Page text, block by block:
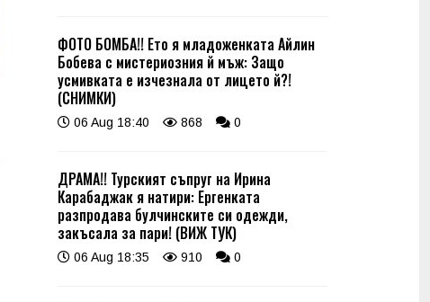
ФОТО БОМБА!! Ето я младоженката Айлин
Бобева с мистериозния й мъж: Защо
усмивката е изчезнала от лицето й?!
(СНИМКИ)
06 Aug 18:40 868 0
ДРАМА!! Турският съпруг на Ирина
Карабаджак я натири: Ергенката
разпродава булчинските си одежди,
закъсала за пари! (ВИЖ ТУК)
06 Aug 18:35 910 0